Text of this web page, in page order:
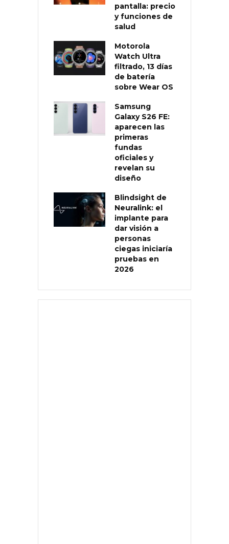
pantalla: precio
y funciones de
salud
Motorola
Watch Ultra
filtrado, 13 días
de batería
sobre Wear OS
Samsung
Galaxy S26 FE:
aparecen las
primeras
fundas
oficiales y
revelan su
diseño
Blindsight de
Neuralink: el
implante para
dar visión a
personas
ciegas iniciaría
pruebas en
2026